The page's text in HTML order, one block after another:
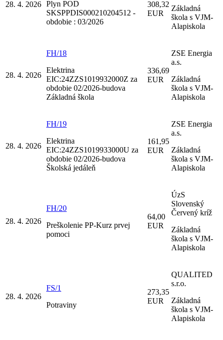
28. 4. 2026 Plyn POD
SKSPPDIS000210204512 -
obdobie : 03/2026
308,32
EUR
Základná
škola s VJM-
Alapiskola
28. 4. 2026
FH/18
Elektrina
EIC:24ZZS1019932000Z za
obdobie 02/2026-budova
Základná škola
336,69
EUR
ZSE Energia
a.s.
Základná
škola s VJM-
Alapiskola
28. 4. 2026
FH/19
Elektrina
EIC:24ZZS1019933000U za
obdobie 02/2026-budova
Školská jedáleň
161,95
EUR
ZSE Energia
a.s.
Základná
škola s VJM-
Alapiskola
28. 4. 2026
FH/20
Preškolenie PP-Kurz prvej
pomoci
64,00
EUR
ÚzS
Slovenský
Červený kríž
Základná
škola s VJM-
Alapiskola
28. 4. 2026
FS/1
Potraviny
273,35
EUR
QUALITED
s.r.o.
Základná
škola s VJM-
Alapiskola